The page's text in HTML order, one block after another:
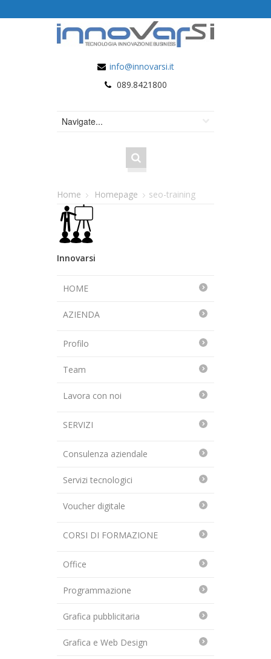
info@innovarsi.it
089.8421800
Home Homepage seo-training
Innovarsi
HOME
AZIENDA
Profilo
Team
Lavora con noi
SERVIZI
Consulenza aziendale
Servizi tecnologici
Voucher digitale
CORSI DI FORMAZIONE
Office
Programmazione
Grafica pubblicitaria
Grafica e Web Design